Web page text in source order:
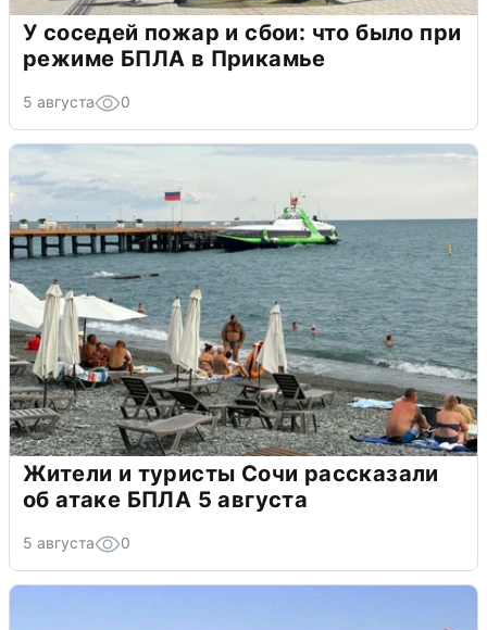
У соседей пожар и сбои: что было при
режиме БПЛА в Прикамье
5 августа 0
Жители и туристы Сочи рассказали
об атаке БПЛА 5 августа
5 августа 0